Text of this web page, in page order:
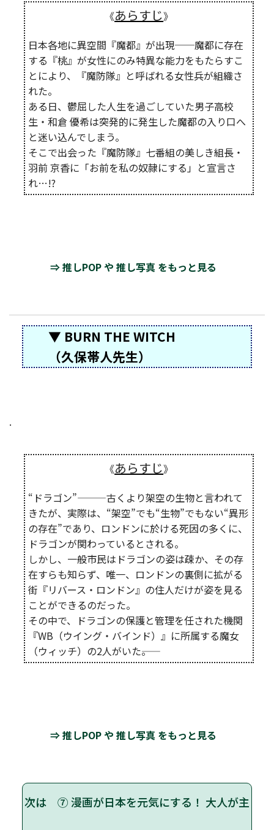
《あらすじ》
日本各地に異空間『魔都』が出現──魔都に存在
する『桃』が女性にのみ特異な能力をもたらすこ
とにより、『魔防隊』と呼ばれる女性兵が組織さ
れた。
ある日、鬱屈した人生を過ごしていた男子高校
生・和倉 優希は突発的に発生した魔都の入り口へ
と迷い込んでしまう。
そこで出会った『魔防隊』七番組の美しき組長・
羽前 京香に「お前を私の奴隷にする」と宣言さ
れ…!?
⇒ 推しPOP や 推し写真 をもっと見る
▼ BURN THE WITCH
（久保帯人先生）
.
《あらすじ》
“ドラゴン”―――古くより架空の生物と言われて
きたが、実際は、“架空”でも“生物”でもない“異形
の存在”であり、ロンドンに於ける死因の多くに、
ドラゴンが関わっているとされる。
しかし、一般市民はドラゴンの姿は疎か、その存
在すらも知らず、唯一、ロンドンの裏側に拡がる
街『リバース・ロンドン』の住人だけが姿を見る
ことができるのだった。
その中で、ドラゴンの保護と管理を任された機関
『WB（ウイング・バインド）』に所属する魔女
（ウィッチ）の2人がいた――。
⇒ 推しPOP や 推し写真 をもっと見る
次は ⑦ 漫画が日本を元気にする！ 大人が主